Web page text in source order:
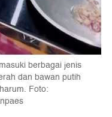
berbagai jenis
dan bawan putih
Foto: